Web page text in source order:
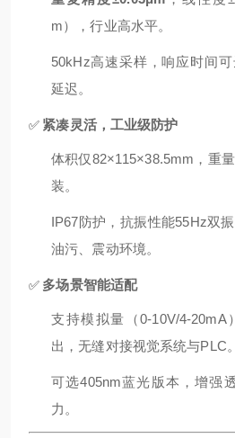
m），行业高水平。
50kHz高速采样，响应时间
延迟。
✅ 紧凑灵活，工业级防护
体积仅82×115×38.5mm，重
装。
IP67防护，抗振性能55Hz双
油污、震动环境。
✅ 多场景智能适配
支持模拟量（0-10V/4-20mA
出，无缝对接视觉系统与PLC。
可选405nm蓝光版本，增强
力。